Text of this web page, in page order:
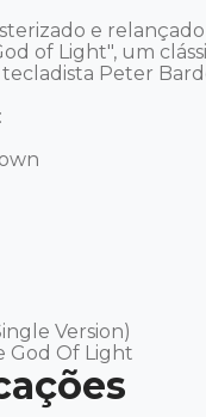
e
of Light", um
Peter
Version)
God Of Light